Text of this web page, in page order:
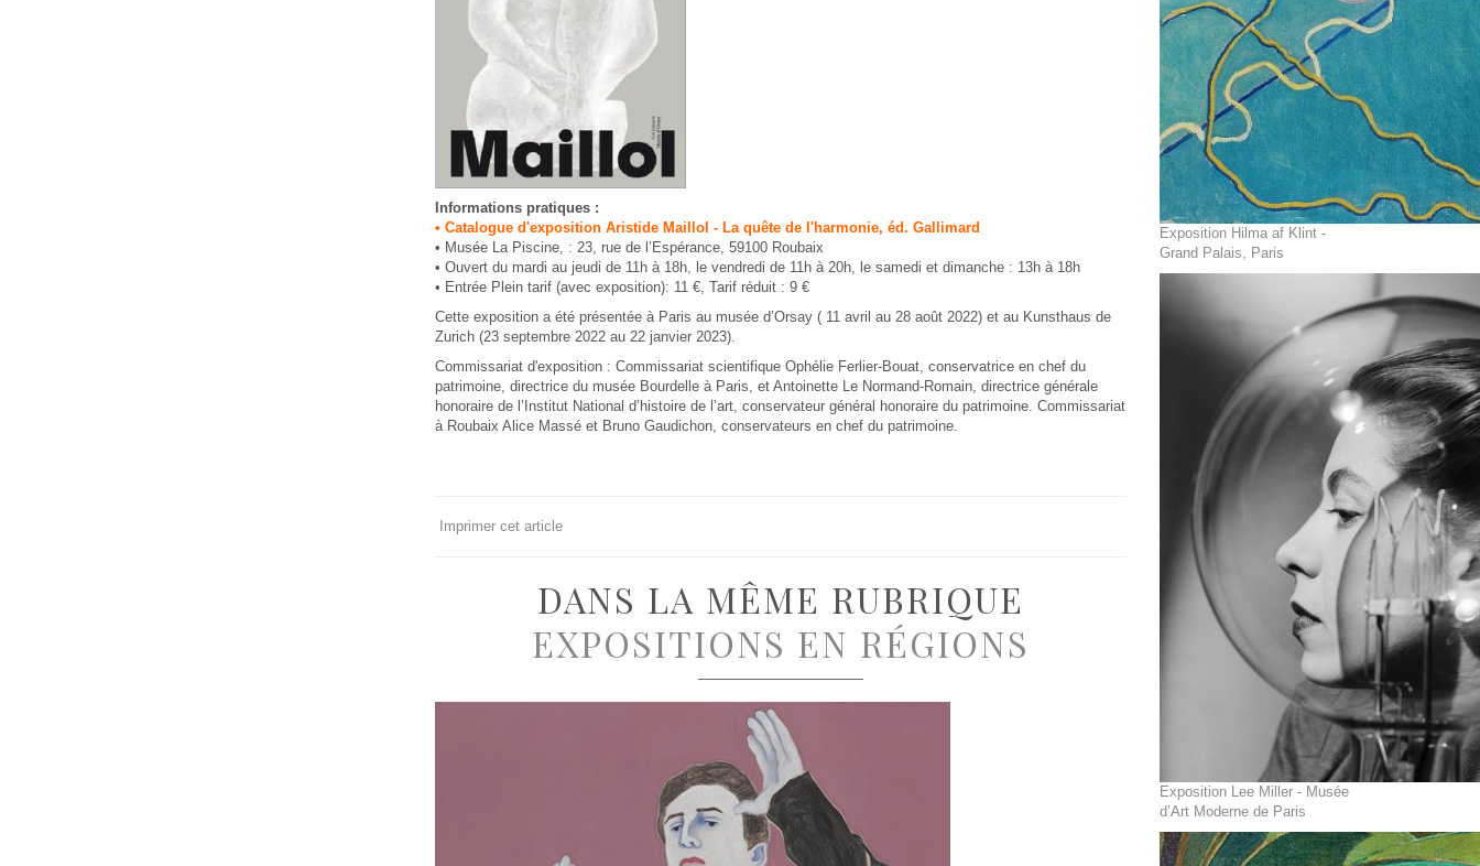
Informations pratiques :
• Catalogue d'exposition Aristide Maillol - La quête de l'harmonie, éd. Gallimard
• Musée La Piscine, : 23, rue de l’Espérance, 59100 Roubaix
• Ouvert du mardi au jeudi de 11h à 18h, le vendredi de 11h à 20h, le samedi et dimanche : 13h à 18h
• Entrée Plein tarif (avec exposition): 11 €, Tarif réduit : 9 €
Cette exposition a été présentée à Paris au musée d’Orsay ( 11 avril au 28 août 2022) et au Kunsthaus de
Zurich (23 septembre 2022 au 22 janvier 2023).
Commissariat d'exposition : Commissariat scientifique Ophélie Ferlier-Bouat, conservatrice en chef du
patrimoine, directrice du musée Bourdelle à Paris, et Antoinette Le Normand-Romain, directrice générale
honoraire de l’Institut National d’histoire de l’art, conservateur général honoraire du patrimoine. Commissariat
à Roubaix Alice Massé et Bruno Gaudichon, conservateurs en chef du patrimoine.
Imprimer cet article
DANS LA MÊME RUBRIQUE
EXPOSITIONS EN RÉGIONS
Exposition Hilma af Klint -
Grand Palais, Paris
Exposition Lee Miller - Musée
d’Art Moderne de Paris